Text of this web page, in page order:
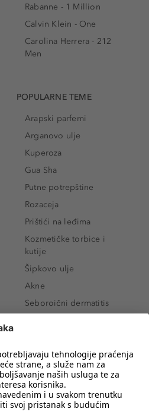
Rabanne - 1 Million
Calvin Klein - One
Carolina Herrera - 212
Men
POPULARNE TEME
Arapski parfemi
Arganovo ulje
Kuperoza
Gua Sha
Putne potrepštine
Rozaceja
Prištići na leđima
Kozmetičke torbice i
kutije
Šipkovo ulje
Akne
Seboroični dermatitis
Novo
Koji mi parfem
odgovara?
Kako našminkati oči da